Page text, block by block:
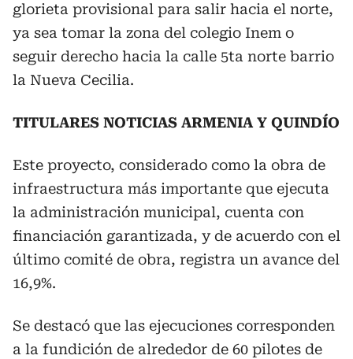
glorieta provisional para salir hacia el norte,
ya sea tomar la zona del colegio Inem o
seguir derecho hacia la calle 5ta norte barrio
la Nueva Cecilia.
TITULARES NOTICIAS ARMENIA Y QUINDÍO
Este proyecto, considerado como la obra de
infraestructura más importante que ejecuta
la administración municipal, cuenta con
financiación garantizada, y de acuerdo con el
último comité de obra, registra un avance del
16,9%.
Se destacó que las ejecuciones corresponden
a la fundición de alrededor de 60 pilotes de